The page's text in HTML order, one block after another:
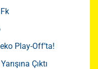
Play-Off’ta!
Çıktı